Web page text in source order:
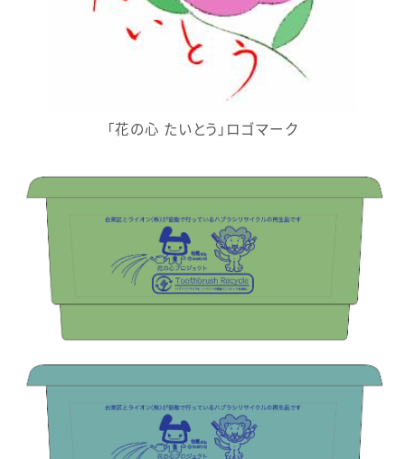
「花の心 たいとう」ロゴマーク